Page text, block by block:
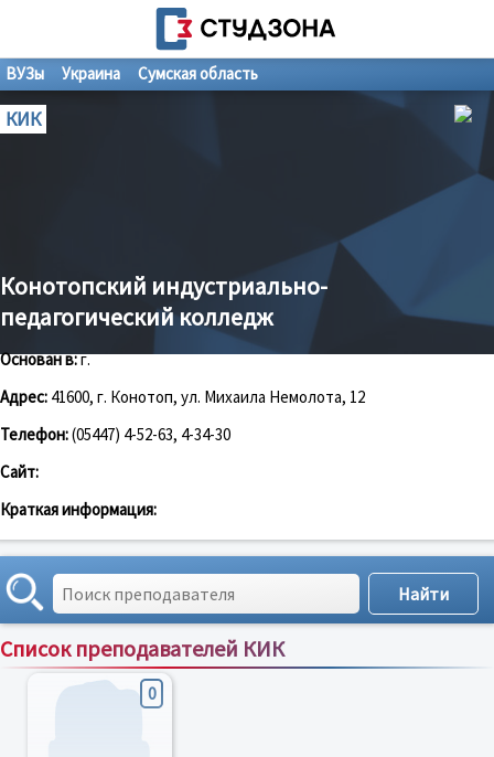
ВУЗы Украина Сумская область
КИК
Конотопский индустриально-
педагогический колледж
Основан в:г.
Адрес: 41600, г. Конотоп, ул. Михаила Немолота, 12
Телефон:(05447) 4-52-63, 4-34-30
Сайт:
Краткая информация:
Список преподавателей КИК
Сортировка по:имени;рейтингу;отзывам
0